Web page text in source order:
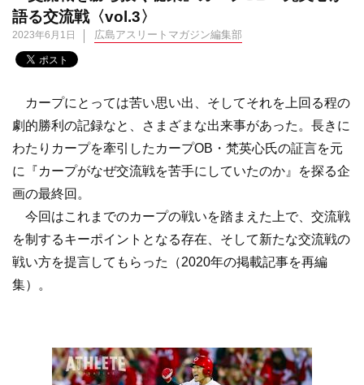
語る交流戦〈vol.3〉
2023年6月1日 広島アスリートマガジン編集部
カープにとっては苦い思い出、そしてそれを上回る程の
劇的勝利の記録なと、さまざまな出来事があった。長きに
わたりカープを牽引したカープOB・梵英心氏の証言を元
に『カープがなぜ交流戦を苦手にしていたのか』を探る企
画の最終回。
今回はこれまでのカープの戦いを踏まえた上で、交流戦
を制するキーポイントとなる存在、そして新たな交流戦の
戦い方を提言してもらった（2020年の掲載記事を再編
集）。